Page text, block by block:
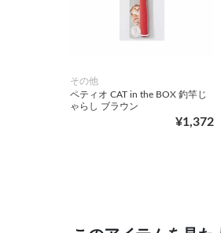
その他
ペティオ CAT in the BOX 釣竿じ
ゃらし ブラウン
¥1,372